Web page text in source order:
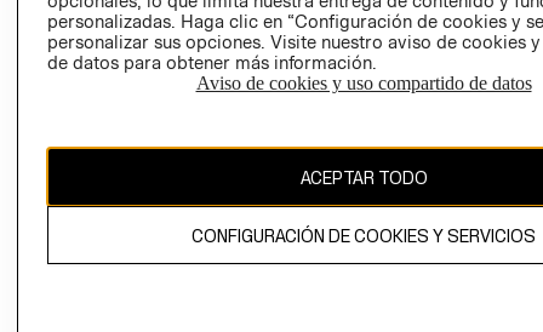
Ecuador ($)
CAMBIAR REGIÓN
El contenido de esta página web está protegido por copyright y es
personalizadas. Haga clic en “Configuración de cookies y
personalizar sus opciones. Visite nuestro aviso de cookies
de datos para obtener más información.
Aviso de cookies y uso compartido de datos
ACEPTAR TODO
CONFIGURACIÓN DE COOKIES Y SERVICIOS